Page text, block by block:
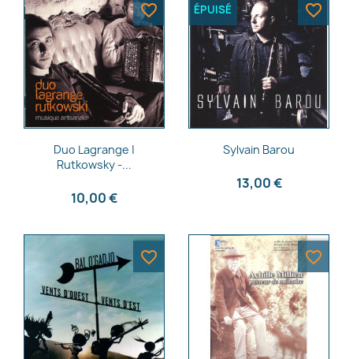
Aperçu rapide
Duo Lagrange |
Rutkowsky -...
10,00 €
favorite_border
Aperçu rapide
Sylvain Barou
13,00 €
ÉPUISÉ favorite_border
favorite_border favorite_border